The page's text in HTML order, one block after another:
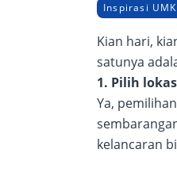
Inspirasi
Kian hari,
satunya
1. Pilih
Ya,
kelancaran